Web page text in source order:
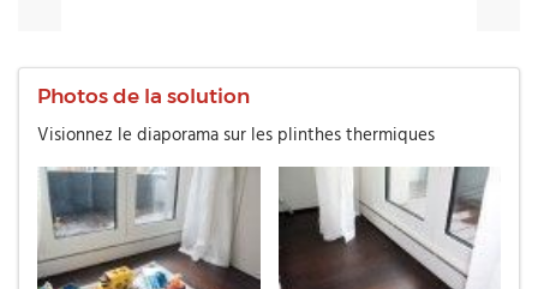
Photos de la solution
Visionnez le diaporama sur les plinthes thermiques